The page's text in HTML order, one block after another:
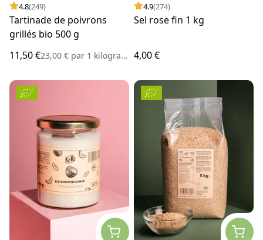
4.8(249)
Tartinade de poivrons
grillés bio 500 g
11,50 €23,00 € par 1 kilogramme
4.9(274)
Sel rose fin 1 kg
4,00 €